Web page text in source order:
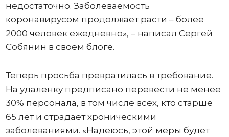
недостаточно. Заболеваемость
коронавирусом продолжает расти – более
2000 человек ежедневно», – написал Сергей
Собянин в своем блоге.
Теперь просьба превратилась в требование.
На удаленку предписано перевести не менее
30% персонала, в том числе всех, кто старше
65 лет и страдает хроническими
заболеваниями. «Надеюсь, этой меры будет